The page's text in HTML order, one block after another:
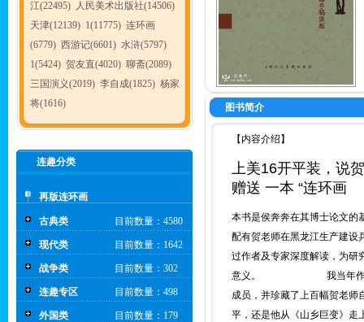
江(22495) 人民美术出版社(14506)
天津(12139) 1(11775) 连环画
(6779) 西游记(6601) 水浒(5797)
1(5424) 贺友直(4020) 聊斋(2089)
三国演义(2019) 李自成(1825) 杨家
将(1616)
连趣分类
再版连环画
古典类 目前数量：4580
现代类 目前数量：1642
战争类 目前数量：302
连趣专区 目前数量：498
外国类 目前数量：179
图书简介
【内容介绍】
上美16开平装，说
赠送 一本 “连环画
本书是侯奔奔在其博士论文的
配有贺老师在黑龙江生产建设
过作者及专家深度解读，为研
意义。 我当年作为知识青
成员，并珍藏了上百幅贺老师
平，还是他从《山乡巨变》走